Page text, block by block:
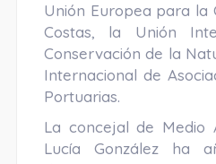
Unión Europea para la
Costas, la Unión
Conservación de la
Internacional de
Portuarias.
La concejal de Medio
Lucía González ha